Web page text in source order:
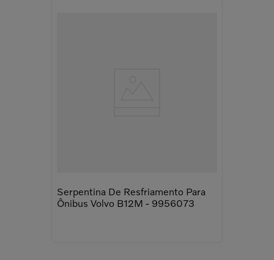
Serpentina De Resfriamento Para
Ônibus Volvo B12M - 9956073